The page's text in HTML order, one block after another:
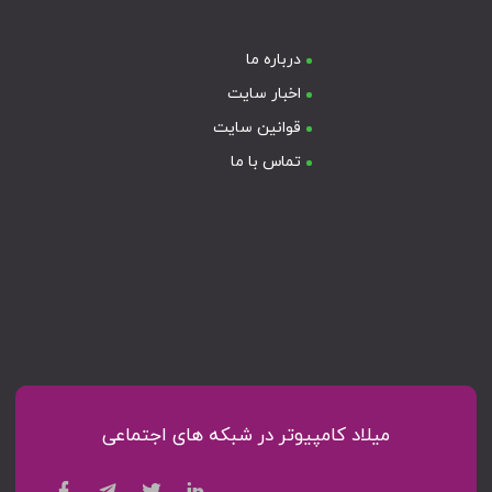
درباره ما
اخبار سایت
قوانین سایت
تماس با ما
میلاد کامپیوتر در شبکه های اجتماعی